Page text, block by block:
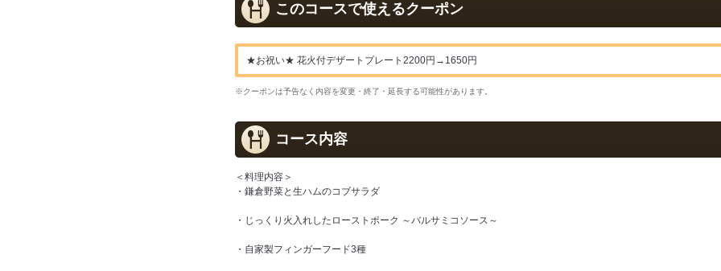
このコースで使えるクーポン
★お祝い★ 花火付デザートプレート2200円→1650円
※クーポンは予告なく内容を変更・終了・延長する可能性があります。
コース内容
＜料理内容＞
・鎌倉野菜と生ハムのコブサラダ
・じっくり火入れしたローストポーク ～バルサミコソース～
・自家製フィンガーフード3種